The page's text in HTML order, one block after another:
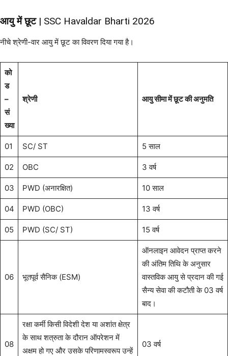
आयु में छूट| SSC Havaldar Bharti 2026
नीचे श्रेणी-वार आयु में छूट का विवरण दिया गया है।
को
ड
–
सं
ख्या
श्रेणी आयु सीमा में छूट की अनुमति
01 SC/ ST 5 साल
02 OBC 3 वर्ष
03 PWD (अनारक्षित) 10 साल
04 PWD (OBC) 13 वर्ष
05 PWD (SC/ ST) 15 वर्ष
06 भूतपूर्व सैनिक (ESM)
ऑनलाइन आवेदन प्राप्त करने
की अंतिम तिथि के अनुसार
वास्तविक आयु से प्रदान की गई
सैन्य सेवा की कटौती के 03 वर्ष
बाद।
08
रक्षा कर्मी किसी विदेशी देश या अशांत क्षेत्र
के साथ शत्रुता के दौरान ऑपरेशन में
अक्षम हो गए और उसके परिणामस्वरूप उन्हें
03 वर्ष